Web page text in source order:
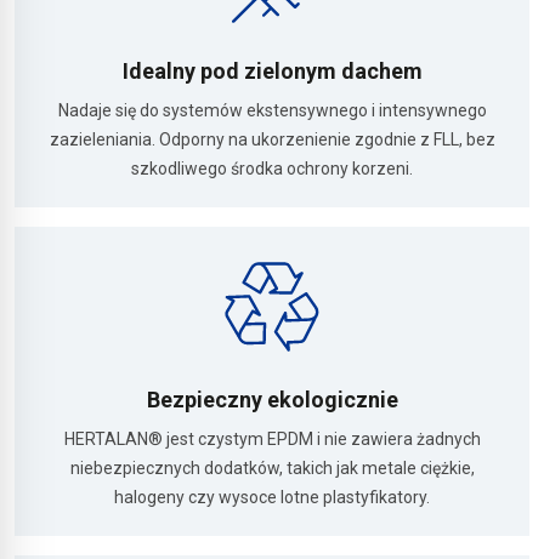
Idealny pod zielonym dachem
Nadaje się do systemów ekstensywnego i intensywnego
zazieleniania. Odporny na ukorzenienie zgodnie z FLL, bez
szkodliwego środka ochrony korzeni.
Bezpieczny ekologicznie
HERTALAN® jest czystym EPDM i nie zawiera żadnych
niebezpiecznych dodatków, takich jak metale ciężkie,
halogeny czy wysoce lotne plastyfikatory.